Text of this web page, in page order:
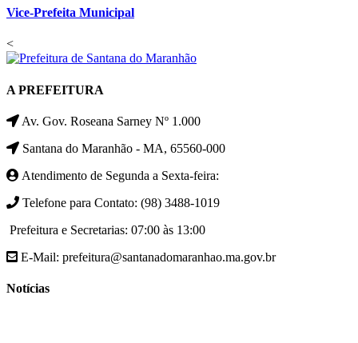
Vice-Prefeita Municipal
<
A PREFEITURA
Av. Gov. Roseana Sarney Nº 1.000
Santana do Maranhão - MA, 65560-000
Atendimento de Segunda a Sexta-feira:
Telefone para Contato: (98) 3488-1019
Prefeitura e Secretarias: 07:00 às 13:00
E-Mail: prefeitura@santanadomaranhao.ma.gov.br
Notícias